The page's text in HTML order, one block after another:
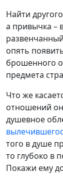
Найти
а привычка –
опять
брошенного
предмета
Что же
отношений
душевное
того в душе
то глубоко в
Покажи ему